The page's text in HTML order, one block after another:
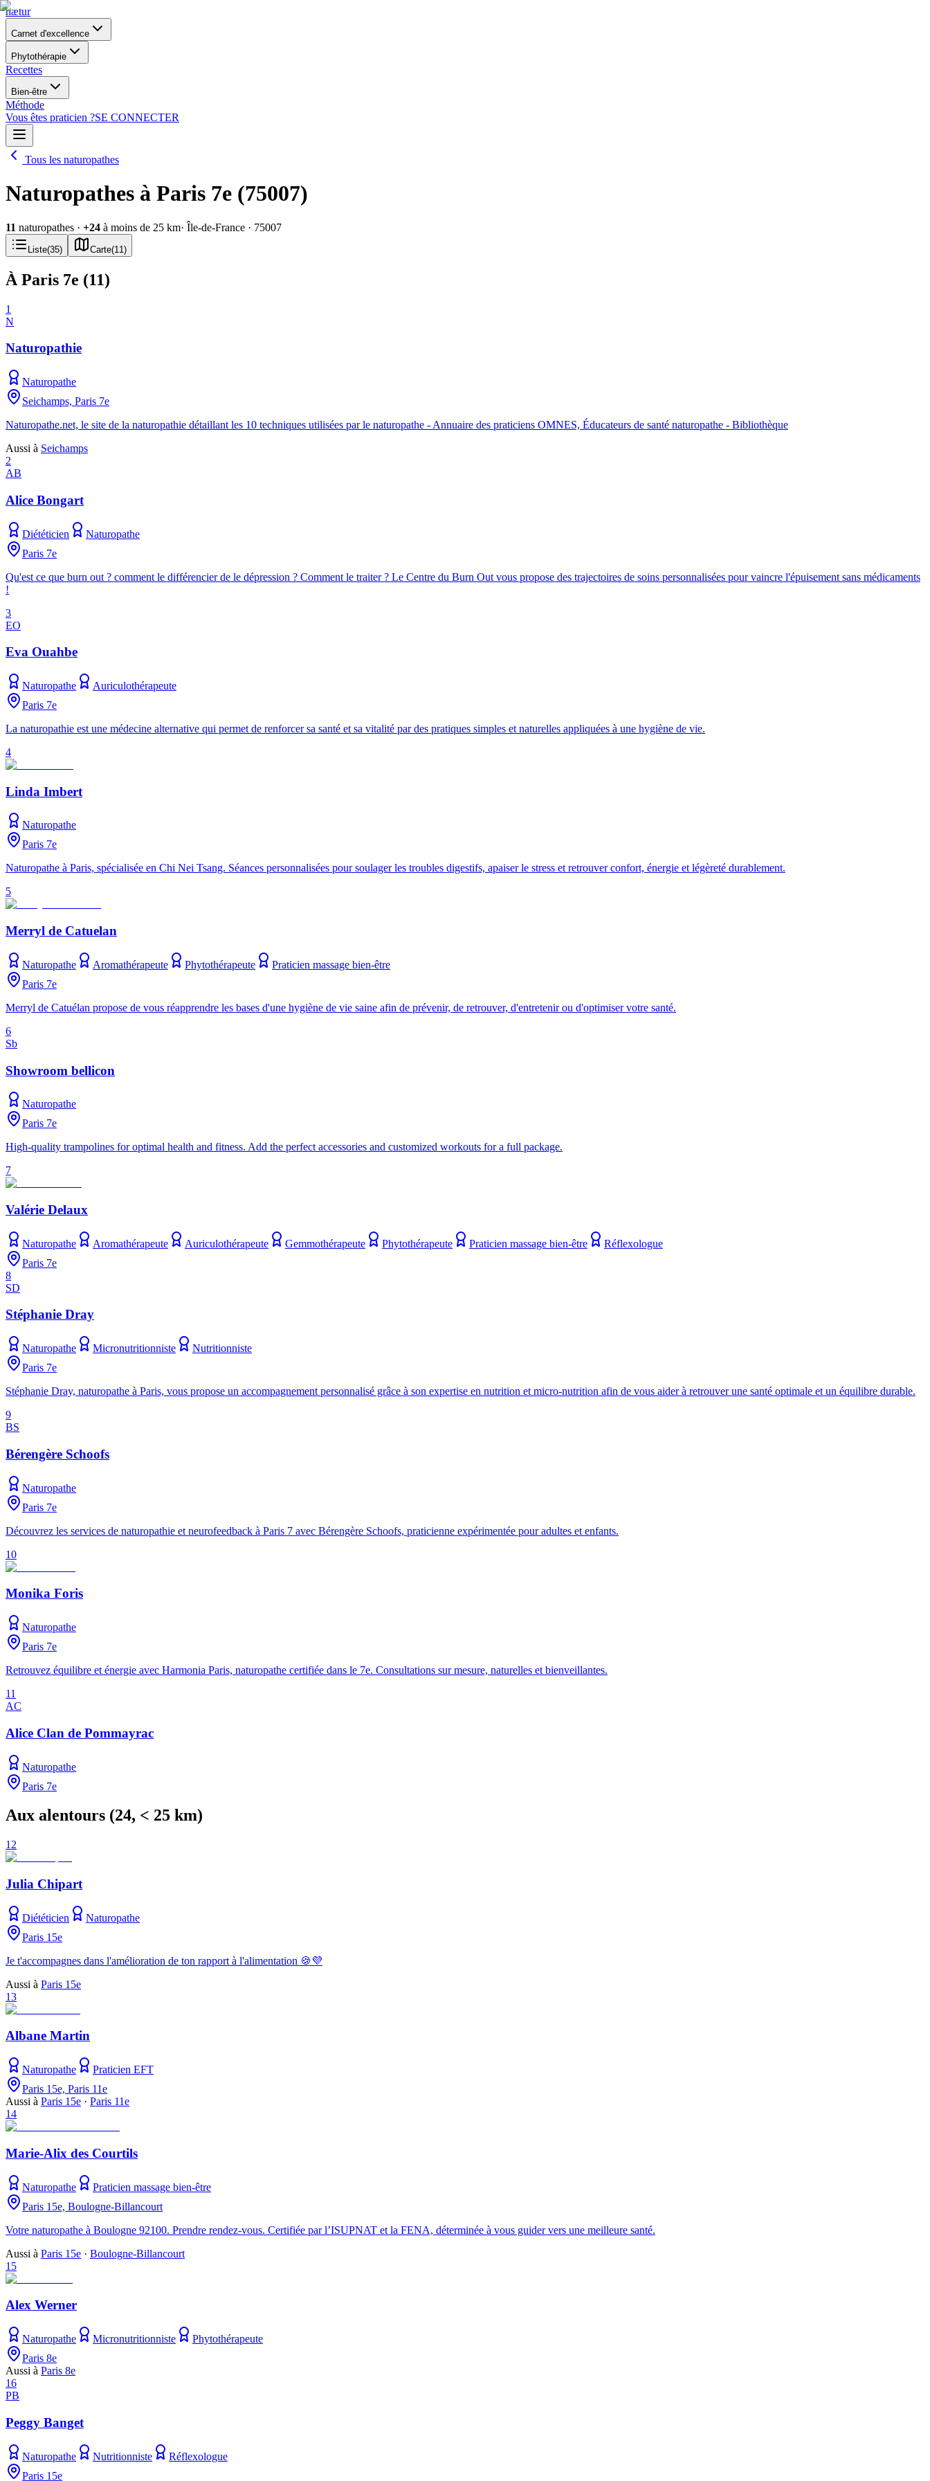
nætur
Carnet d'excellence
Phytothérapie
Recettes
Bien-être
Méthode
Vous êtes praticien ?SE CONNECTER
Tous les naturopathes
Naturopathes à Paris 7e (75007)
11 naturopathes · +24 à moins de 25 km· Île-de-France · 75007
Liste(35) Carte(11 )
À Paris 7e (11)
1
N
Naturopathie
Naturopathe
Seichamps, Paris 7e
Naturopathe.net, le site de la naturopathie détaillant les 10 techniques utilisées par le naturopathe - Annuaire des praticiens OMNES, Éducateurs de santé naturopathe - Bibliothèque
Aussi à Seichamps
2
AB
Alice Bongart
Diététicien
Naturopathe
Paris 7e
Qu'est ce que burn out ? comment le différencier de le dépression ? Comment le traiter ? Le Centre du Burn Out vous propose des trajectoires de soins personnalisées pour vaincre l'épuisement sans médicaments
!
3
EO
Eva Ouahbe
Naturopathe
Auriculothérapeute
Paris 7e
La naturopathie est une médecine alternative qui permet de renforcer sa santé et sa vitalité par des pratiques simples et naturelles appliquées à une hygiène de vie.
4
Linda Imbert
Naturopathe
Paris 7e
Naturopathe à Paris, spécialisée en Chi Nei Tsang. Séances personnalisées pour soulager les troubles digestifs, apaiser le stress et retrouver confort, énergie et légèreté durablement.
5
Merryl de Catuelan
Naturopathe Aromathérapeute Phytothérapeute
Praticien massage bien-être
Paris 7e
Merryl de Catuélan propose de vous réapprendre les bases d'une hygiène de vie saine afin de prévenir, de retrouver, d'entretenir ou d'optimiser votre santé.
6
Sb
Showroom bellicon
Naturopathe
Paris 7e
High-quality trampolines for optimal health and fitness. Add the perfect accessories and customized workouts for a full package.
7
Valérie Delaux
Naturopathe Aromathérapeute Auriculothérapeute Gemmothérapeute Phytothérapeute Praticien massage bien-être
Réflexologue
Paris 7e
8
SD
Stéphanie Dray
Naturopathe Micronutritionniste
Nutritionniste
Paris 7e
Stéphanie Dray, naturopathe à Paris, vous propose un accompagnement personnalisé grâce à son expertise en nutrition et micro-nutrition afin de vous aider à retrouver une santé optimale et un équilibre durable.
9
BS
Bérengère Schoofs
Naturopathe
Paris 7e
Découvrez les services de naturopathie et neurofeedback à Paris 7 avec Bérengère Schoofs, praticienne expérimentée pour adultes et enfants.
10
Monika Foris
Naturopathe
Paris 7e
Retrouvez équilibre et énergie avec Harmonia Paris, naturopathe certifiée dans le 7e. Consultations sur mesure, naturelles et bienveillantes.
11
AC
Alice Clan de Pommayrac
Naturopathe
Paris 7e
Aux alentours (24, < 25 km)
12
Julia Chipart
Diététicien
Naturopathe
Paris 15e
Je t'accompagnes dans l'amélioration de ton rapport à l'alimentation 🍪💜
Aussi à Paris 15e
13
Albane Martin
Naturopathe
Praticien EFT
Paris 15e, Paris 11e
Aussi à Paris 15e · Paris 11e
14
Marie-Alix des Courtils
Naturopathe
Praticien massage bien-être
Paris 15e, Boulogne-Billancourt
Votre naturopathe à Boulogne 92100. Prendre rendez-vous. Certifiée par l’ISUPNAT et la FENA, déterminée à vous guider vers une meilleure santé.
Aussi à Paris 15e · Boulogne-Billancourt
15
Alex Werner
Naturopathe Micronutritionniste
Phytothérapeute
Paris 8e
Aussi à Paris 8e
16
PB
Peggy Banget
Naturopathe Nutritionniste
Réflexologue
Paris 15e